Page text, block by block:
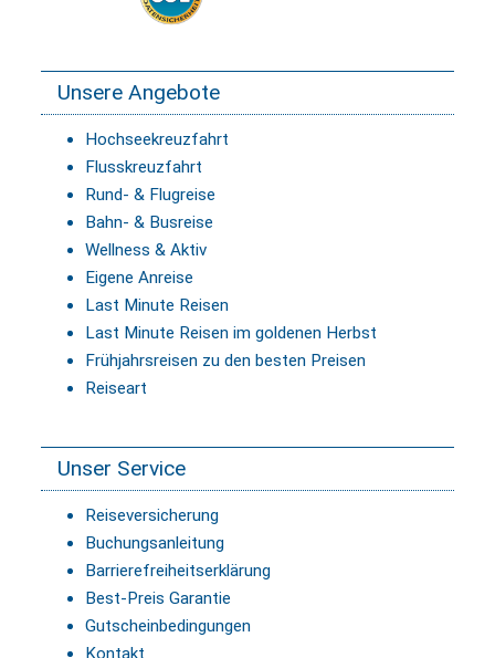
Unsere Angebote
Hochseekreuzfahrt
Flusskreuzfahrt
Rund- & Flugreise
Bahn- & Busreise
Wellness & Aktiv
Eigene Anreise
Last Minute Reisen
Last Minute Reisen im goldenen Herbst
Frühjahrsreisen zu den besten Preisen
Reiseart
Unser Service
Reiseversicherung
Buchungsanleitung
Barrierefreiheitserklärung
Best-Preis Garantie
Gutscheinbedingungen
Kontakt